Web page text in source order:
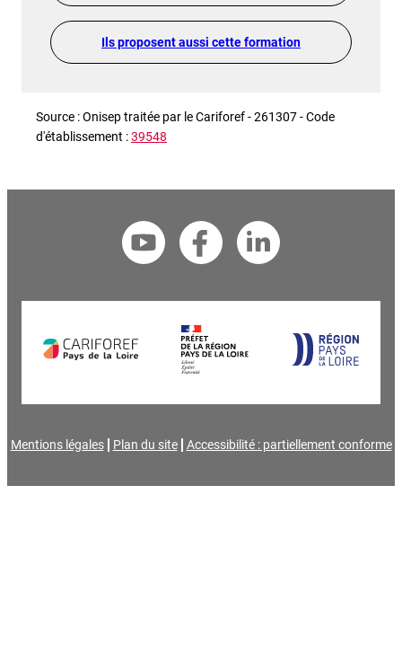
Ils proposent aussi cette formation
Source : Onisep traitée par le Cariforef - 261307 - Code
d'établissement :39548
Mentions légales Plan du site Accessibilité : partiellement conforme